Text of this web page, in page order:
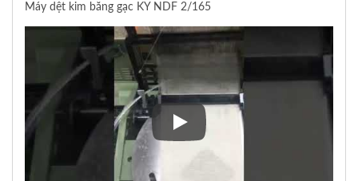
Máy dệt kim băng gạc KY NDF 2/165
Máy dệt kim băng gạc KY NDF